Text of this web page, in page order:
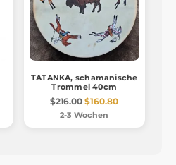
TATANKA, schamanische
Trommel 40cm
$216.00 $160.80
2-3 Wochen